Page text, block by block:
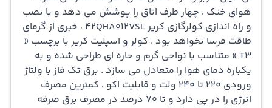
سیستم فیلتراسیون پیشرفته آن است. این فیلتر هوای ورودی
را تصفیه کرده و هوایی پاک و سالم را در اتاق پخش می‌کند، به
نحوی که به حفظ سلامت خانواده‌ی شما کمک می‌کند.اگرچه
این کولرگازی به طور عمومی برای فضاهای کوچکتر طراحی
شده است، ولی با قابلیت‌هایی که دارد، می‌تواند یک فضای تا
هوای خنک ، چهار طرف اتاق را پوشش می دهد و با نصب
و راه اندازی کولرگازی کریر 42QHA012VSL ، خبری از گرمای
طاقت فرسا نخواهد بود . کولر و اسپلیت کریر با برچسب «
T3 » متناسب با نواحی گرم و حاره ای طراحی شده و به
یکباره دمای هوا را متعادل می سازد . برق تک فاز با ولتاژ
ورودی 220 تا 240 ولت و قابلیت اکو ، کمترین مصرف
انرژی را در پی دارد و تا 70 درصد در مصرف برق صرفه